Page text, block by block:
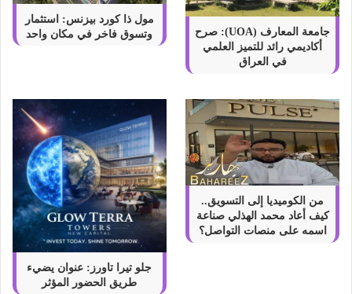
جامعة المعارف (UOA): صرح
أكاديمي رائد للتميز العلمي
في العراق
مول ذا كورد بيزنس: استثمار
وتسوق فاخر في مكان واحد
من الكوميديا إلى التسويق..
كيف أعاد محمد الهذلي صناعة
اسمه على منصات التواصل؟
جلو تيرا تاورز: عنوان يضيء
طريق الحضور المؤثر